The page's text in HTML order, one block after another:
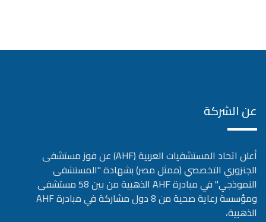
عن الشركة
أعلن اتحاد المستشفيات العربية (AHF) عن فوز مستشفى
الجنزوري التخصصي (ممثل مصر) بشهادة "المستشفى
النموذجي" في مبادرة AHF الذهبية من بين 58 مستشفى
ومؤسسة رعاية صحية من 8 دول مشاركة في مبادرة AHF
الذهبية،